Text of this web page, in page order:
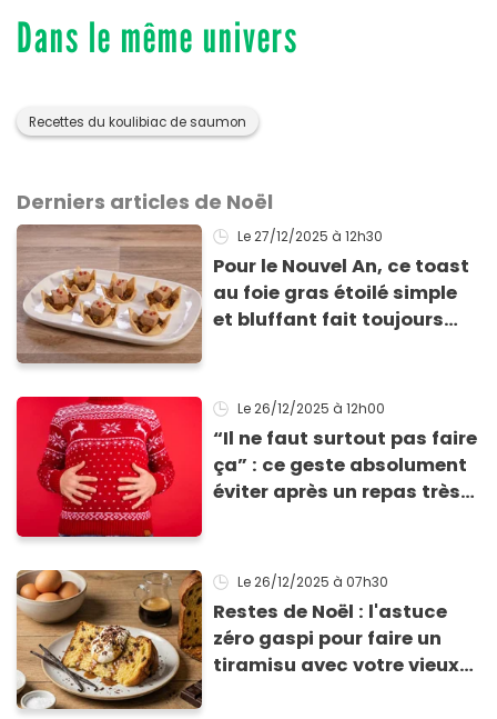
Dans le même univers
Recettes du koulibiac de saumon
Derniers articles de Noël
Le 27/12/2025 à 12h30
Pour le Nouvel An, ce toast
au foie gras étoilé simple
et bluffant fait toujours
Le 26/12/2025 à 12h00
“Il ne faut surtout pas faire
ça” : ce geste absolument
éviter après un repas très
Le 26/12/2025 à 07h30
Restes de Noël : l'astuce
zéro gaspi pour faire un
tiramisu avec votre vieux